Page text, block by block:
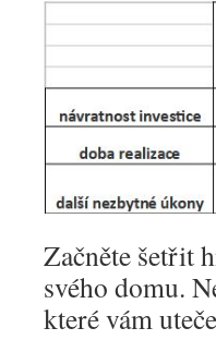
Začněte šetřit
svého domu.
které vám